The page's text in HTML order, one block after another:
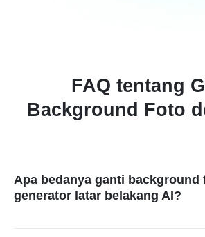
FAQ tentang
Background Foto
Apa bedanya ganti background
generator latar belakang AI?